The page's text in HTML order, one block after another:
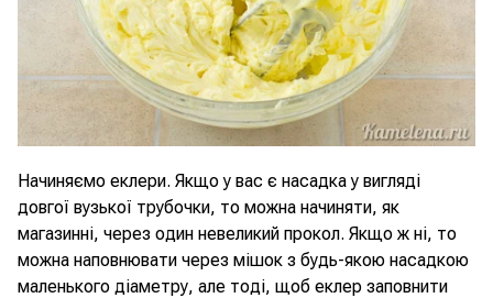
Начиняємо еклери. Якщо у вас є насадка у вигляді
довгої вузької трубочки, то можна начиняти, як
магазинні, через один невеликий прокол. Якщо ж ні, то
можна наповнювати через мішок з будь-якою насадкою
маленького діаметру, але тоді, щоб еклер заповнити